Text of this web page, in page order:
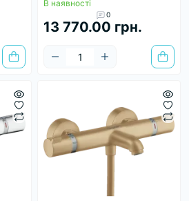
В наявності
0
13 770.00 грн.